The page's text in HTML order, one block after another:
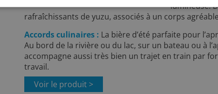
lumineuse.
rafraîchissants de yuzu, associés à un corps
Accords culinaires : La bière d’été parfaite pour
Au bord de la rivière ou du lac, sur un bateau ou à
accompagne aussi très bien un trajet en train par
travail.
Voir le produit >